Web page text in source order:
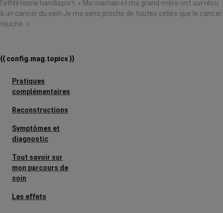
l'athlétisme handisport. « Ma maman et ma grand-mère ont survécu
à un cancer du sein Je me sens proche de toutes celles que le cancer
touche. »
{{ config.mag.topics }}
Pratiques
complémentaires
Reconstructions
Symptômes et
diagnostic
Tout savoir sur
mon parcours de
soin
Les effets